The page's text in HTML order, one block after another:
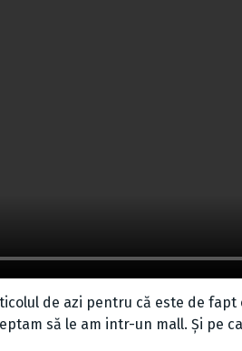
de azi pentru că este de fapt
să le am intr-un mall. Și pe